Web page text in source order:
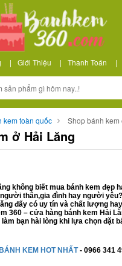
| Giới Thiệu | Thanh Toán |
kem toàn quốc Shop bánh kem
ở Hải Lăng
không biết mua bánh kem đẹp
thân,gia đình hay người
đấy có uy tín và chất lượng
360 – cửa hàng bánh kem Hải
làm bạn hài lòng khi lựa chọn đặt
KEM HOT NHẤT- 0966 341